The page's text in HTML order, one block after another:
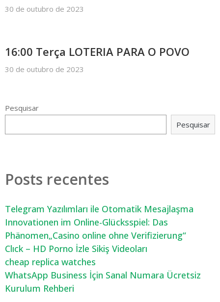
30 de outubro de 2023
16:00 Terça LOTERIA PARA O POVO
30 de outubro de 2023
Pesquisar
Pesquisar
Posts recentes
Telegram Yazılımları ile Otomatik Mesajlaşma
Innovationen im Online-Glücksspiel: Das
Phänomen„Casino online ohne Verifizierung“
Clıck – HD Porno İzle Sikiş Videoları
cheap replica watches
WhatsApp Business İçin Sanal Numara Ücretsiz
Kurulum Rehberi